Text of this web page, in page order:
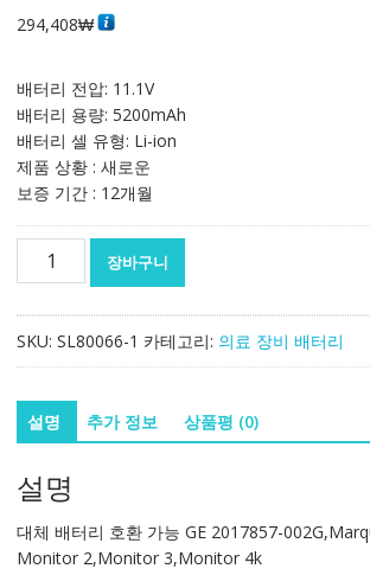
294,408₩
배터리 전압: 11.1V
배터리 용량: 5200mAh
배터리 셀 유형: Li-ion
제품 상황 : 새로운
보증 기간 : 12개월
리
환
가
GE
2017857-
002G,Marquette
Dash
장바구니
SKU: SL80066-1 카테고리: 의료 장비 배터리
설명 추가 정보 상품평 (0)
설명
대체 배터리 호환 가능 GE 2017857-
Monitor 2,Monitor 3,Monitor 4k